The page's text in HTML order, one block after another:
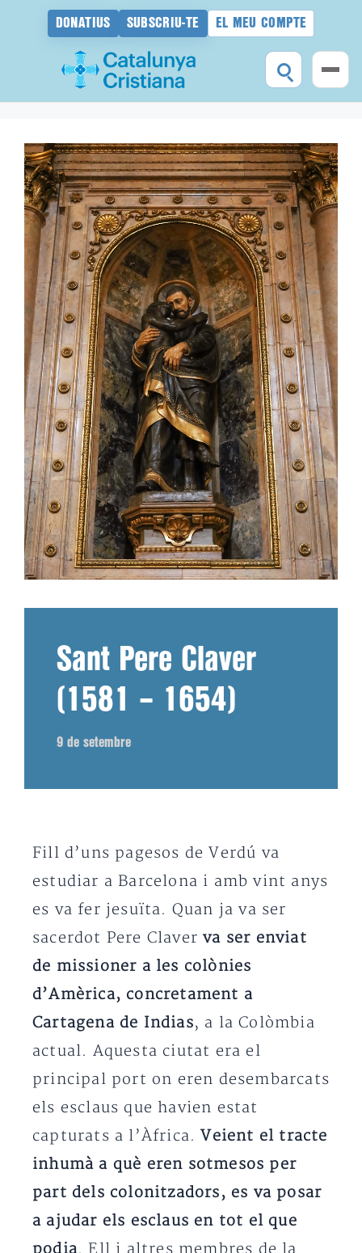
DONATIUS SUBSCRIU-TE EL MEU COMPTE
contingut
Sant Pere Claver
(1581 – 1654)
9 de setembre
Fill d’uns pagesos de Verdú va
estudiar a Barcelona i amb vint anys
es va fer jesuïta. Quan ja va ser
sacerdot Pere Claverva ser enviat
de missioner a les colònies
d’Amèrica, concretament a
Cartagena de Indias, a la Colòmbia
actual. Aquesta ciutat era el
principal port on eren desembarcats
els esclaus que havien estat
capturats a l’Àfrica.Veient el tracte
inhumà a què eren sotmesos per
part dels colonitzadors, es va posar
a ajudar els esclaus en tot el que
podia. Ell i altres membres de la